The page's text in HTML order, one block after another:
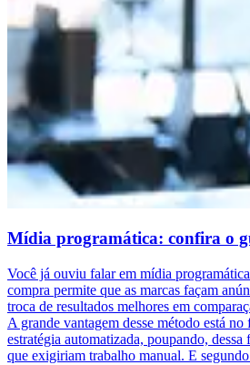
Mídia programática: confira o
Você já ouviu falar em mídia
compra permite que as marcas façam
troca de resultados melhores em
A grande vantagem desse método está no
estratégia automatizada, poupando, dessa
que exigiriam trabalho manual. E